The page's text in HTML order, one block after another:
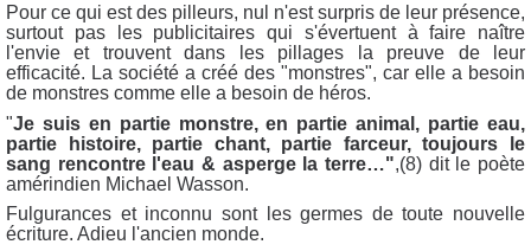
Pour ce qui est des pilleurs, nul n'est surpris de leur présence,
surtout pas les publicitaires qui s'évertuent à faire naître
l'envie et trouvent dans les pillages la preuve de leur
efficacité. La société a créé des "monstres", car elle a besoin
de monstres comme elle a besoin de héros.
"Je suis en partie monstre, en partie animal, partie eau,
partie histoire, partie chant, partie farceur, toujours le
sang rencontre l'eau & asperge la terre…",(8) dit le poète
amérindien Michael Wasson.
Fulgurances et inconnu sont les germes de toute nouvelle
écriture. Adieu l'ancien monde.